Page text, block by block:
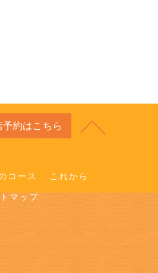
約はこちら
コース これから
マップ